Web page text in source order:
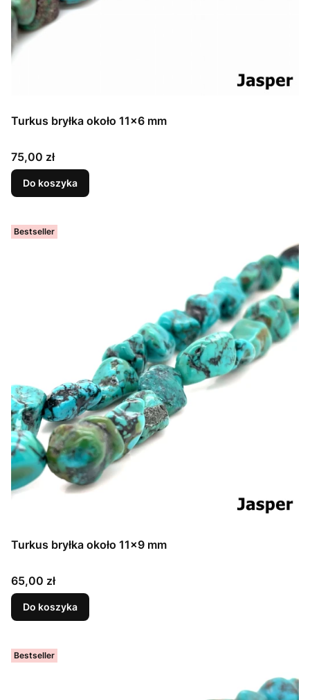
Turkus bryłka około 11x6 mm
Cena
75,00 zł
Do koszyka
Bestseller
Turkus bryłka około 11x9 mm
Cena
65,00 zł
Do koszyka
Bestseller